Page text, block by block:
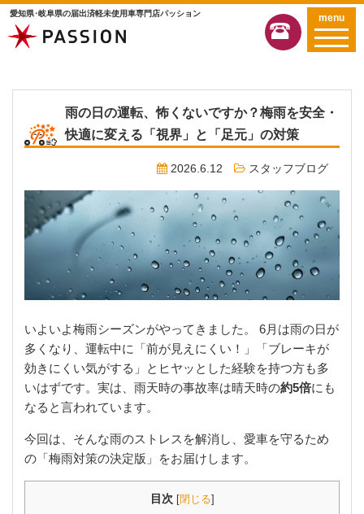
愛知県･岐阜県の届出済軽未使用車専門店パッション menu
雨の日の運転、怖くないですか？梅雨を安全・
快適に変える「視界」と「足元」の対策
2026.6.12 スタッフブログ
いよいよ梅雨シーズンがやってきました。 6月は雨の日が
多くなり、運転中に「前が見えにくい！」「ブレーキが
効きにくい気がする」とヒヤッとした経験を持つ方も多
いはずです。実は、雨天時の事故率は晴天時の約5倍にも
なると言われています。
今回は、そんな雨のストレスを解消し、愛車を守るため
の「梅雨対策の決定版」をお届けします。
目次 [閉じる]